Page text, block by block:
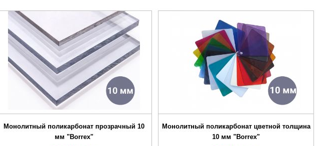
Монолитный поликарбонат прозрачный 10
мм "Borrex"
Монолитный поликарбонат цветной толщина
10 мм "Borrex"